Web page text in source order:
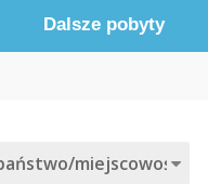
Dalsze pobyty